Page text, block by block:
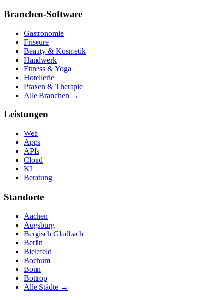
Branchen-Software
Gastronomie
Friseure
Beauty & Kosmetik
Handwerk
Fitness & Yoga
Hotellerie
Praxen & Therapie
Alle Branchen →
Leistungen
Web
Apps
APIs
Cloud
KI
Beratung
Standorte
Aachen
Augsburg
Bergisch Gladbach
Berlin
Bielefeld
Bochum
Bonn
Bottrop
Alle Städte →